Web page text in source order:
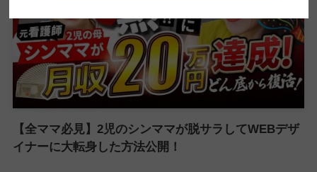
【全ママ必見】2児のシンママが脱サラしてWEBデザ
イナーに大転身した方法公開！